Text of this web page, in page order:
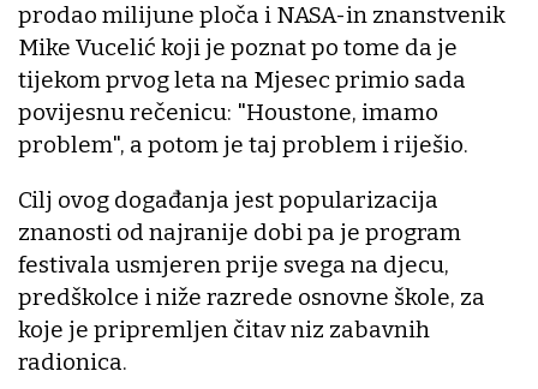
prodao milijune ploča i NASA-in znanstvenik
Mike Vucelić koji je poznat po tome da je
tijekom prvog leta na Mjesec primio sada
povijesnu rečenicu: "Houstone, imamo
problem", a potom je taj problem i riješio.
Cilj ovog događanja jest popularizacija
znanosti od najranije dobi pa je program
festivala usmjeren prije svega na djecu,
predškolce i niže razrede osnovne škole, za
koje je pripremljen čitav niz zabavnih
radionica.